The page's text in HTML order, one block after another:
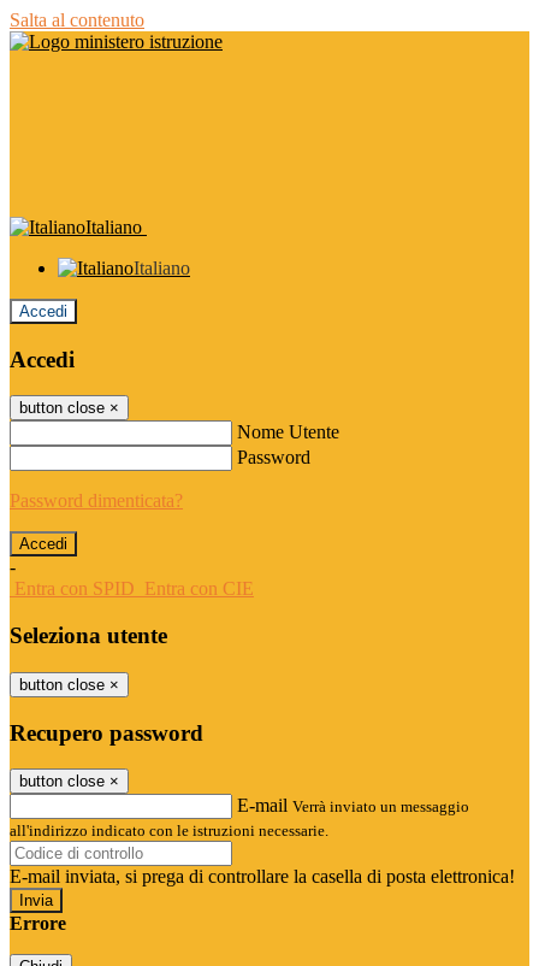
Salta al contenuto
Italiano
Italiano
Accedi
Accedi
button close ×
Nome Utente
Password
Password dimenticata?
-
Entra con SPID Entra con CIE
Seleziona utente
button close ×
Recupero password
button close ×
E-mail Verrà inviato un messaggio
all'indirizzo indicato con le istruzioni necessarie.
E-mail inviata, si prega di controllare la casella di posta elettronica!
Errore